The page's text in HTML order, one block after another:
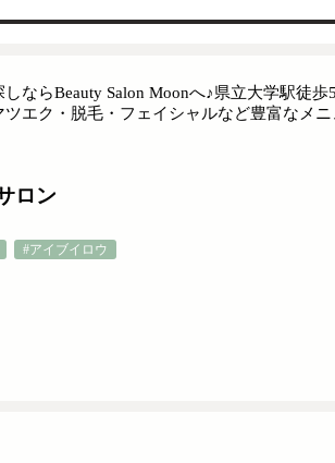
ロン
#アイブイロウ
ならBeauty Salon Moonへ♪県立大学駅徒
エク・脱毛・フェイシャルなど豊富なメ